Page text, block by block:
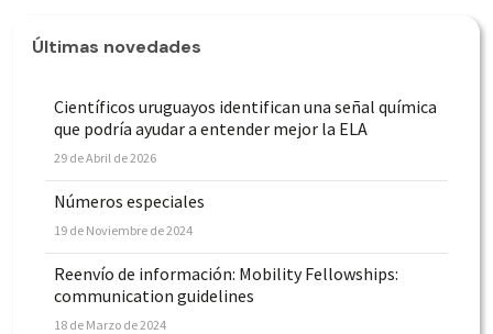
Últimas novedades
Científicos uruguayos identifican una señal química
que podría ayudar a entender mejor la ELA
29 de Abril de 2026
Números especiales
19 de Noviembre de 2024
Reenvío de información: Mobility Fellowships:
communication guidelines
18 de Marzo de 2024